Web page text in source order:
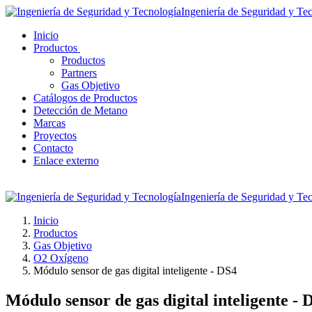
Ingeniería de Seguridad y
Inicio
Productos
Productos
Partners
Gas Objetivo
Catálogos de Productos
Detección de Metano
Marcas
Proyectos
Contacto
Enlace externo
Ingeniería de Seguridad y
Inicio
Productos
Gas Objetivo
O2 Oxígeno
Módulo sensor de gas digital inteligente - DS4
Módulo sensor de gas digital inteligente -